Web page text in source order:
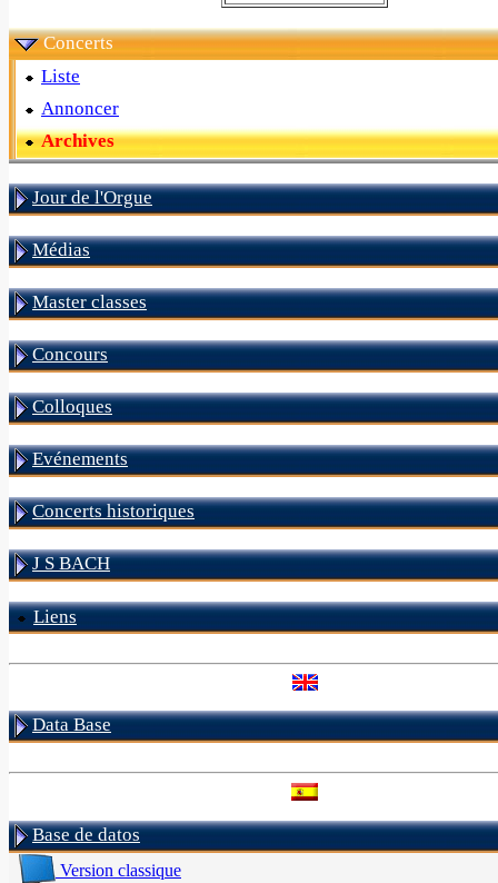
Concerts
Liste
Annoncer
Archives
Jour de l'Orgue
Médias
Master classes
Concours
Colloques
Evénements
Concerts historiques
J S BACH
Liens
Data Base
Base de datos
Version classique